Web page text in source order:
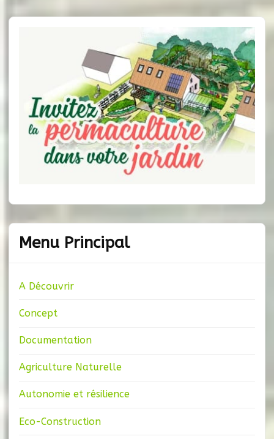
Menu Principal
A Découvrir
Concept
Documentation
Agriculture Naturelle
Autonomie et résilience
Eco-Construction